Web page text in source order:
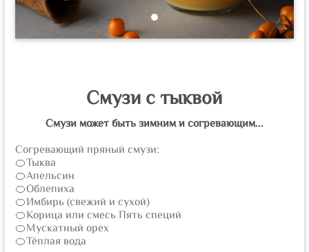
Смузи с тыквой
Смузи может быть зимним и согревающим...
Согревающий пряный смузи:
🍊Тыква
🍊Апельсин
🍊Облепиха
🍊Имбирь (свежий и сухой)
🍊Корица или смесь Пять специй
🍊Мускатный орех
🍊Тёплая вода